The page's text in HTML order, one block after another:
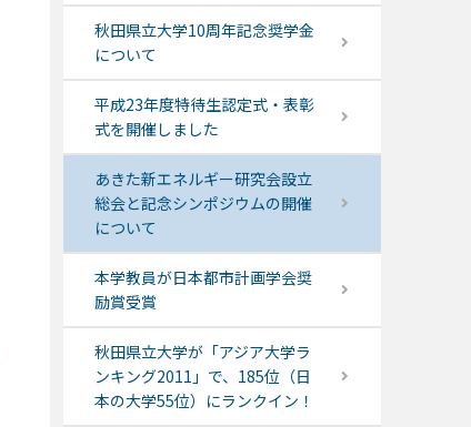
秋田県立大学10周年記念奨学金
について
平成23年度特待生認定式・表彰
式を開催しました
あきた新エネルギー研究会設立
総会と記念シンポジウムの開催
について
本学教員が日本都市計画学会奨
励賞受賞
秋田県立大学が「アジア大学ラ
ンキング2011」で、185位（日
本の大学55位）にランクイン！